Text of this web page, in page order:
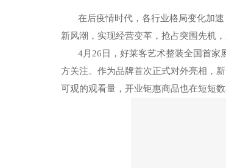
在后疫情时代，各行业格局变化加
新风潮，实现经营变革，抢占突围先机
4月26 日，好莱客艺术整装全国首家
方关注。作为品牌首次正式对外亮相，
可观的观看量，开业钜惠商品也在短短